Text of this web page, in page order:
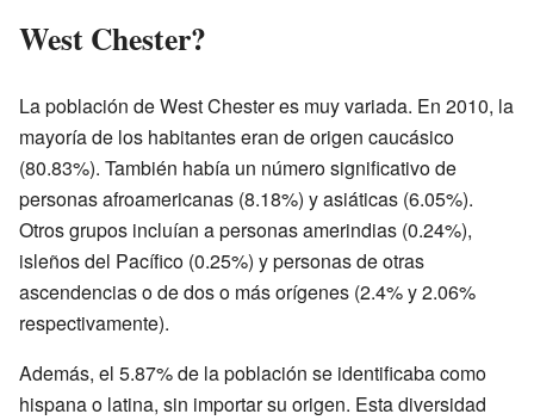
West Chester?
La población de West Chester es muy variada. En 2010, la
mayoría de los habitantes eran de origen caucásico
(80.83%). También había un número significativo de
personas afroamericanas (8.18%) y asiáticas (6.05%).
Otros grupos incluían a personas amerindias (0.24%),
isleños del Pacífico (0.25%) y personas de otras
ascendencias o de dos o más orígenes (2.4% y 2.06%
respectivamente).
Además, el 5.87% de la población se identificaba como
hispana o latina, sin importar su origen. Esta diversidad